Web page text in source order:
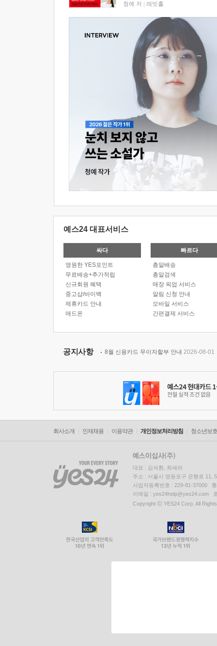
청예 저 래빗홀
예스24 대표서비스
싸다
영원한 YES포인트
무료배송+추가적립
신규회원 혜택
중고샵/바이백
제휴카드 안내
애드온
빠르다
총알배송
총알검색
매장 픽업 서비스
알림 신청 안내
모바일 서비스
간편결제 서비스
공지사항 8월 신용카드 무이자할부 안내 2026-08-01
회사소개 인재채용 이용약관 개인정보처리방침 청소년보
대표 : 김석환, 최세라
주소 : 서울시 영등포구 은행로 11,
사업자등록번호 : 229-81-37000
이메일 : yes24help@yes24.com
Copyright ⓒ YES24 Corp. All